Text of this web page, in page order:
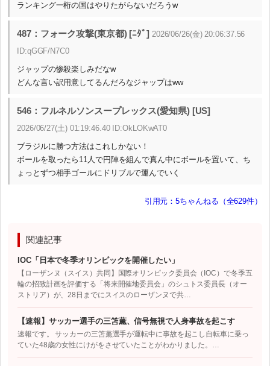
ランキング一桁の国はやりたがらないだろうw
487：フォーク攻撃(東京都) [ﾆﾀﾞ] 2026/06/26(金) 20:06:37.56
ID:qGGF/N7C0
ジャップの惨殺楽しみだなw
どんな言い訳用意してるんだろなジャップはww
546：フルネルソンスープレックス(愛知県) [US]
2026/06/27(土) 01:19:46.40 ID:OkLOKwAT0
ブラジルに勝つ方法はこれしかない！
ボールを取ったら11人で円陣を組んで真ん中にボールを置いて、ち
ょっとずつ相手ゴールにドリブルで運んでいく
引用元：5ちゃんねる（全629件）
関連記事
IOC「日本で冬季オリンピックを開催したい」
【ローザンヌ（スイス）共同】国際オリンピック委員会（IOC）で冬季五
輪の招致計画を評価する「将来開催地委員会」のシュトス委員長（オー
ストリア）が、28日までにスイスのローザンヌで共…
【速報】サッカー選手の三笘薫、信号無視で人身事故を起こす
速報です。 サッカーの三笘薫選手が運転中に事故を起こし自転車に乗っ
ていた48歳の女性にけがをさせていたことがわかりました。…